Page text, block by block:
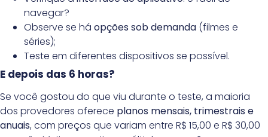
navegar?
Observe se há opções sob demanda (filmes e
séries);
Teste em diferentes dispositivos se possível.
E depois das 6 horas?
Se você gostou do que viu durante o teste, a maioria
dos provedores oferece planos mensais, trimestrais e
anuais, com preços que variam entre R$ 15,00 e R$ 30,00